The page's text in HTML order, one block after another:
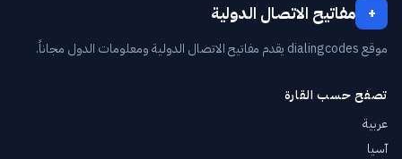
+ مفاتيح الاتصال الدولية
موقع dialingcodes يقدم مفاتيح الاتصال الدولية ومعلومات الدول مجاناً.
تصفح حسب القارة
عربية
آسيا